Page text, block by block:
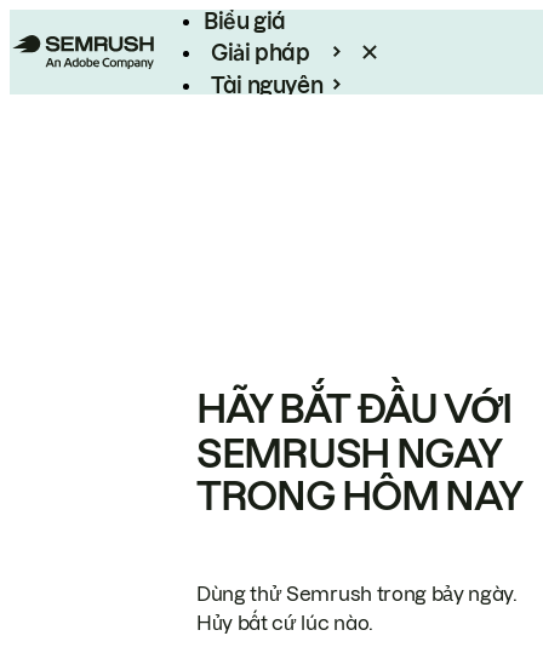
Biểu giá
Giải pháp
Tài nguyên
HÃY BẮT ĐẦU VỚI
SEMRUSH NGAY
TRONG HÔM NAY
Dùng thử Semrush trong bảy ngày.
Hủy bất cứ lúc nào.